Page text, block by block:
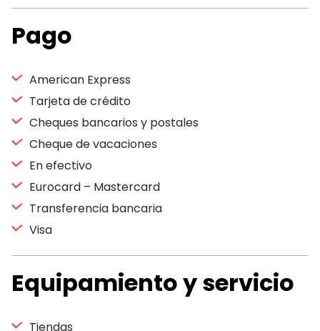
Pago
American Express
Tarjeta de crédito
Cheques bancarios y postales
Cheque de vacaciones
En efectivo
Eurocard – Mastercard
Transferencia bancaria
Visa
Equipamiento y servicio
Tiendas